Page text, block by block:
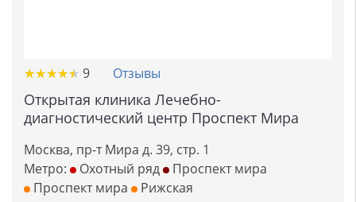
★★★★★
★★★★★ 9 Отзывы
Открытая клиника Лечебно-
диагностический центр Проспект Мира
Москва, пр-т Мира д. 39, стр. 1
Метро:
Охотный ряд
Проспект мира
Проспект мира
Рижская